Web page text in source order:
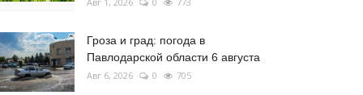
Гроза и град: погода в
Павлодарской области 6 августа
Авг 6, 2026 0 705